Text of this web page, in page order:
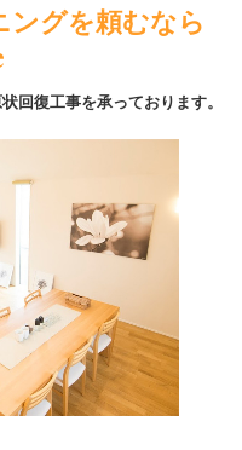
グを頼むなら
回復工事を承っております。